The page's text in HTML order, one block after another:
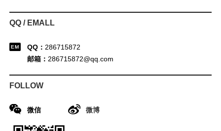
QQ / EMALL
QQ： 286715872
邮箱： 286715872@qq.com
FOLLOW
微信 微博